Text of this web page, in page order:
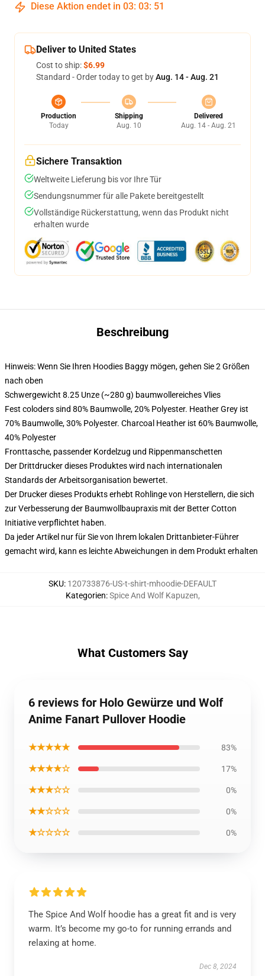
Diese Aktion endet in 03: 03: 51
Deliver to United States
Cost to ship:$6.99
Standard - Order today to get byAug. 14 - Aug. 21
Production
Today
Shipping
Aug. 10
Delivered
Aug. 14 - Aug. 21
Sichere Transaktion
Weltweite Lieferung bis vor Ihre Tür
Sendungsnummer für alle Pakete bereitgestellt
Vollständige Rückerstattung, wenn das Produkt nicht
erhalten wurde
Beschreibung
Hinweis: Wenn Sie Ihren Hoodies Baggy mögen, gehen Sie 2 Größen
nach oben
Schwergewicht 8.25 Unze (~280 g) baumwollereiches Vlies
Fest coloders sind 80% Baumwolle, 20% Polyester. Heather Grey ist
70% Baumwolle, 30% Polyester. Charcoal Heather ist 60% Baumwolle,
40% Polyester
Fronttasche, passender Kordelzug und Rippenmanschetten
Der Drittdrucker dieses Produktes wird nach internationalen
Standards der Arbeitsorganisation bewertet.
Der Drucker dieses Produkts erhebt Rohlinge von Herstellern, die sich
zur Verbesserung der Baumwollbaupraxis mit der Better Cotton
Initiative verpflichtet haben.
Da jeder Artikel nur für Sie von Ihrem lokalen Drittanbieter-Führer
gemacht wird, kann es leichte Abweichungen in dem Produkt erhalten
SKU: 120733876-US-t-shirt-mhoodie-DEFAULT
Kategorien:Spice And Wolf Kapuzen,
What Customers Say
6 reviews for Holo Gewürze und Wolf
Anime Fanart Pullover Hoodie
★★★★★ 83%
★★★★☆ 17%
★★★☆☆ 0%
★★☆☆☆ 0%
★☆☆☆☆ 0%
The Spice And Wolf hoodie has a great fit and is very
warm. It’s become my go-to for running errands and
relaxing at home.
Dec 8, 2024